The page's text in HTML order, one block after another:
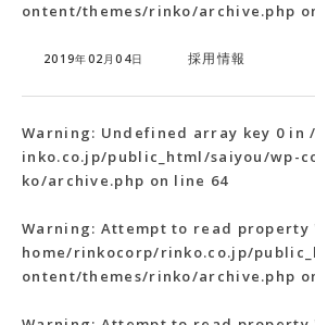
ontent/themes/rinko/archive.php
2019年02月04日 採用情報
Warning: Undefined array key 0 in
inko.co.jp/public_html/saiyou/wp-
ko/archive.php on line 64
Warning: Attempt to read property
home/rinkocorp/rinko.co.jp/
ontent/themes/rinko/archive.php